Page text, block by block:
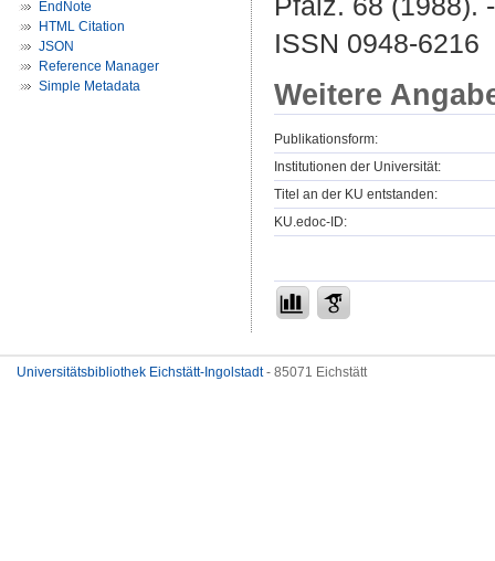
EndNote
HTML Citation
JSON
Reference Manager
Simple Metadata
ISSN 0948-6216
Weitere
Publikationsform:
Institutionen der Universität:
Titel an der KU entstanden:
KU.edoc-ID:
Universitätsbibliothek Eichstätt-Ingolstadt- 85071 Eichstätt